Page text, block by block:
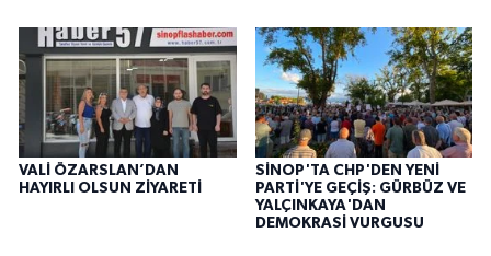
VALİ ÖZARSLAN’DAN
HAYIRLI OLSUN ZİYARETİ
SİNOP'TA CHP'DEN YENİ
PARTİ'YE GEÇİŞ: GÜRBÜZ VE
YALÇINKAYA'DAN
DEMOKRASİ VURGUSU